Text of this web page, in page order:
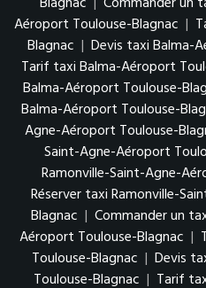
Aéroport Toulouse-Blagnac |
Blagnac | Devis taxi Balma-
Tarif taxi Balma-Aéroport
Balma-Aéroport Toulouse-
Balma-Aéroport Toulouse-
Agne-Aéroport Toulouse-
Saint-Agne-Aéroport
Ramonville-Saint-Agne-
Réserver taxi Ramonville-
Blagnac | Commander un
Aéroport Toulouse-Blagnac |
Toulouse-Blagnac | Devis
Toulouse-Blagnac | Tarif